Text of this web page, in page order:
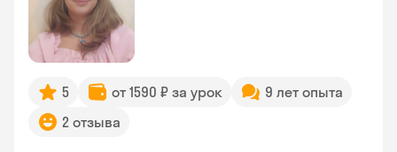
5 от 1590 ₽ за урок
9 лет опыта
2 отзыва